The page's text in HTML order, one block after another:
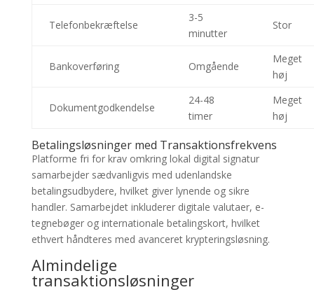
Telefonbekræftelse
3-5
minutter
Stor
Bankoverføring Omgående
Meget
høj
Dokumentgodkendelse
24-48
timer
Meget
høj
Betalingsløsninger med Transaktionsfrekvens
Platforme fri for krav omkring lokal digital signatur
samarbejder sædvanligvis med udenlandske
betalingsudbydere, hvilket giver lynende og sikre
handler. Samarbejdet inkluderer digitale valutaer, e-
tegnebøger og internationale betalingskort, hvilket
ethvert håndteres med avanceret krypteringsløsning.
Almindelige
transaktionsløsninger